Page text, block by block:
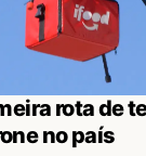
rota de
no país